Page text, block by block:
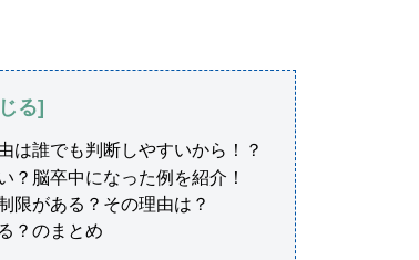
は誰でも判断しやすいから！？
？脳卒中になった例を紹介！
限がある？その理由は？
？のまとめ